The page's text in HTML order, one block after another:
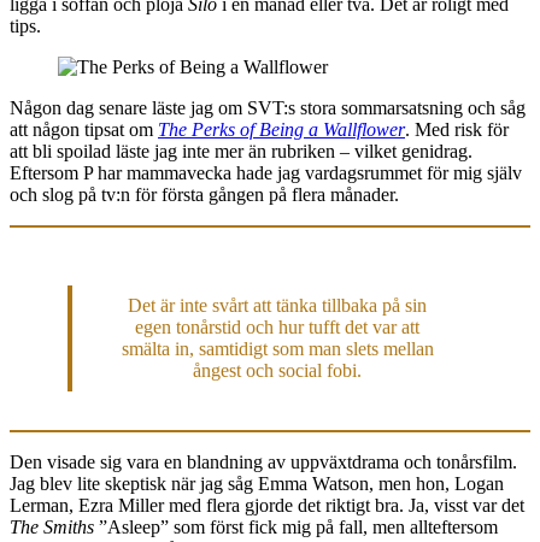
ligga i soffan och plöja Silo i en månad eller två. Det är roligt med
tips.
Någon dag senare läste jag om SVT:s stora sommarsatsning och såg
att någon tipsat om The Perks of Being a Wallflower. Med risk för
att bli spoilad läste jag inte mer än rubriken – vilket genidrag.
Eftersom P har mammavecka hade jag vardagsrummet för mig själv
och slog på tv:n för första gången på flera månader.
Det är inte svårt att tänka tillbaka på sin
egen tonårstid och hur tufft det var att
smälta in, samtidigt som man slets mellan
ångest och social fobi.
Den visade sig vara en blandning av uppväxtdrama och tonårsfilm.
Jag blev lite skeptisk när jag såg Emma Watson, men hon, Logan
Lerman, Ezra Miller med flera gjorde det riktigt bra. Ja, visst var det
The Smiths ”Asleep” som först fick mig på fall, men allteftersom